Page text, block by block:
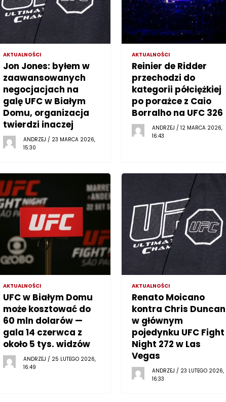
AKTUALNOŚCI
Jon Jones: byłem w
zaawansowanych
negocjacjach na
galę UFC w Białym
Domu, organizacja
twierdzi inaczej
ANDRZEJ / 23 MARCA 2026,
15:30
AKTUALNOŚCI
Reinier de Ridder
przechodzi do
kategorii półciężkiej
po porażce z Caio
Borralho na UFC 326
ANDRZEJ / 12 MARCA 2026,
16:43
AKTUALNOŚCI
UFC w Białym Domu
może kosztować do
60 mln dolarów —
gala 14 czerwca z
około 5 tys. widzów
ANDRZEJ / 25 LUTEGO 2026,
16:49
AKTUALNOŚCI
Renato Moicano
kontra Chris Duncan
w głównym
pojedynku UFC Fight
Night 272 w Las
Vegas
ANDRZEJ / 23 LUTEGO 2026,
16:33